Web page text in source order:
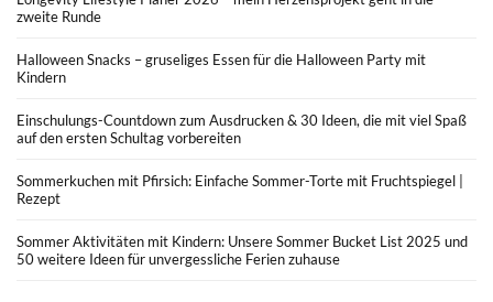
zweite Runde
Halloween Snacks – gruseliges Essen für die Halloween Party mit
Kindern
Einschulungs-Countdown zum Ausdrucken & 30 Ideen, die mit viel Spaß
auf den ersten Schultag vorbereiten
Sommerkuchen mit Pfirsich: Einfache Sommer-Torte mit Fruchtspiegel |
Rezept
Sommer Aktivitäten mit Kindern: Unsere Sommer Bucket List 2025 und
50 weitere Ideen für unvergessliche Ferien zuhause